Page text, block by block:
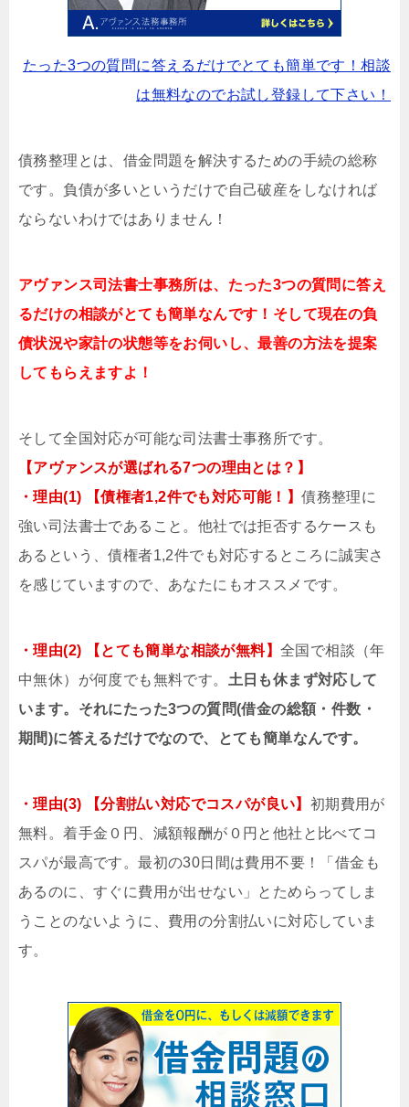
たった3つの質問に答えるだけでとても簡単です！相談
は無料なのでお試し登録して下さい！
債務整理とは、借金問題を解決するための手続の総称
です。負債が多いというだけで自己破産をしなければ
ならないわけではありません！
アヴァンス司法書士事務所は、 たった3つの質問に答え
るだけの相談がとても簡単なんです！そして現在の負
債状況や家計の状態等をお伺いし、最善の方法を提案
してもらえますよ！
そして全国対応が可能な司法書士事務所です。
【アヴァンスが選ばれる7つの理由とは？】
・理由(1) 【債権者1,2件でも対応可能！】債務整理に
強い司法書士であること。他社では拒否するケースも
あるという、債権者1,2件でも対応するところに誠実さ
を感じていますので、あなたにもオススメです。
・理由(2) 【とても簡単な相談が無料】 全国で相談（年
中無休）が何度でも無料です。 土日も休まず対応して
います。それにたった3つの質問(借金の総額・件数・
期間)に答えるだけでなので、とても簡単なんです。
・理由(3) 【分割払い対応でコスパが良い】 初期費用が
無料。着手金０円、減額報酬が０円と他社と比べてコ
スパが最高です。最初の30日間は費用不要！「借金も
あるのに、すぐに費用が出せない」とためらってしま
うことのないように、費用の分割払いに対応していま
す。